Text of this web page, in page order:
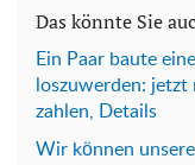
Das könnte Sie
Ein Paar baute
loszuwerden: jetzt
zahlen, Details
Wir können